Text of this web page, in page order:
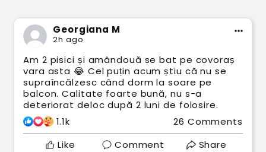
Georgiana M
2h ago
Am 2 pisici și amândouă se bat pe covoraș
vara asta 😂 Cel puțin acum știu că nu se
supraîncălzesc când dorm la soare pe
balcon. Calitate foarte bună, nu s-a
deteriorat deloc după 2 luni de folosire.
1.1k
26 Comments
Like
Comment Share